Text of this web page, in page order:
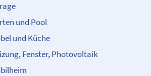
und Pool
und Küche
Fenster, Photovoltaik